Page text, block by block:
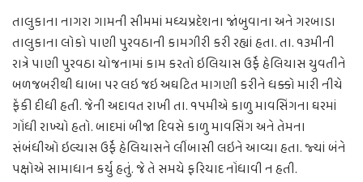
તાલુકાના નાગરા ગામની સીમમાં મધ્યપ્રદેશના જાંબુવાના અને ગરબાડા
તાલુકાના લોકો પાણી પુરવઠાની કામગીરી કરી રહ્યાં હતા. તા. ૧૩મીની
રાત્રે પાણી પુરવઠા યોજનામાં કામ કરતો ઇલિયાસ ઉર્ફે હેલિયાસ યુવતીને
બળજબરીથી ધાબા પર લઇ જઇ અઘટિત માગણી કરીને ધક્કો મારી નીચે
ફેંકી દીધી હતી. જેની અદાવત રાખી તા. ૧૫મીએ કાળુ માવસિંગના ઘરમાં
ગોંધી રાખ્યો હતો. બાદમાં બીજા દિવસે કાળુ માવસિંગ અને તેમના
સંબંધીઓ ઇલ્યાસ ઉર્ફે હેલિયાસને લીંબાસી લઇને આવ્યા હતા. જ્યાં બંને
પક્ષોએ સામાધાન કર્યુ હતું. જે તે સમયે ફરિયાદ નોંધાવી ન હતી.